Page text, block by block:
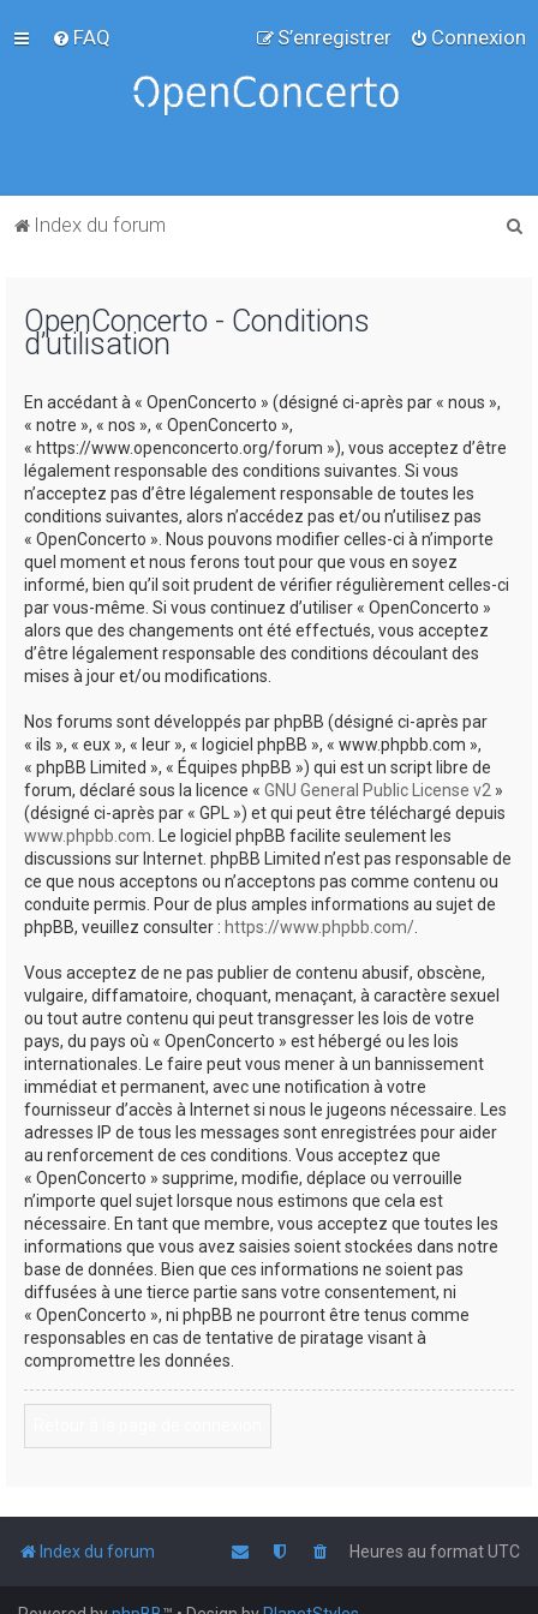
FAQ Connexion
S’enregistrer
Index du forum
OpenConcerto - Conditions
d’utilisation
En accédant à « OpenConcerto » (désigné ci-après par « nous »,
« notre », « nos », « OpenConcerto »,
« https://www.openconcerto.org/forum »), vous acceptez d’être
légalement responsable des conditions suivantes. Si vous
n’acceptez pas d’être légalement responsable de toutes les
conditions suivantes, alors n’accédez pas et/ou n’utilisez pas
« OpenConcerto ». Nous pouvons modifier celles-ci à n’importe
quel moment et nous ferons tout pour que vous en soyez
informé, bien qu’il soit prudent de vérifier régulièrement celles-ci
par vous-même. Si vous continuez d’utiliser « OpenConcerto »
alors que des changements ont été effectués, vous acceptez
d’être légalement responsable des conditions découlant des
mises à jour et/ou modifications.
Nos forums sont développés par phpBB (désigné ci-après par
« ils », « eux », « leur », « logiciel phpBB », « www.phpbb.com »,
« phpBB Limited », « Équipes phpBB ») qui est un script libre de
forum, déclaré sous la licence « GNU General Public License v2 »
(désigné ci-après par « GPL ») et qui peut être téléchargé depuis
www.phpbb.com. Le logiciel phpBB facilite seulement les
discussions sur Internet. phpBB Limited n’est pas responsable de
ce que nous acceptons ou n’acceptons pas comme contenu ou
conduite permis. Pour de plus amples informations au sujet de
phpBB, veuillez consulter : https://www.phpbb.com/.
Vous acceptez de ne pas publier de contenu abusif, obscène,
vulgaire, diffamatoire, choquant, menaçant, à caractère sexuel
ou tout autre contenu qui peut transgresser les lois de votre
pays, du pays où « OpenConcerto » est hébergé ou les lois
internationales. Le faire peut vous mener à un bannissement
immédiat et permanent, avec une notification à votre
fournisseur d’accès à Internet si nous le jugeons nécessaire. Les
adresses IP de tous les messages sont enregistrées pour aider
au renforcement de ces conditions. Vous acceptez que
« OpenConcerto » supprime, modifie, déplace ou verrouille
n’importe quel sujet lorsque nous estimons que cela est
nécessaire. En tant que membre, vous acceptez que toutes les
informations que vous avez saisies soient stockées dans notre
base de données. Bien que ces informations ne soient pas
diffusées à une tierce partie sans votre consentement, ni
« OpenConcerto », ni phpBB ne pourront être tenus comme
responsables en cas de tentative de piratage visant à
compromettre les données.
Index du forum Heures au formatUTC